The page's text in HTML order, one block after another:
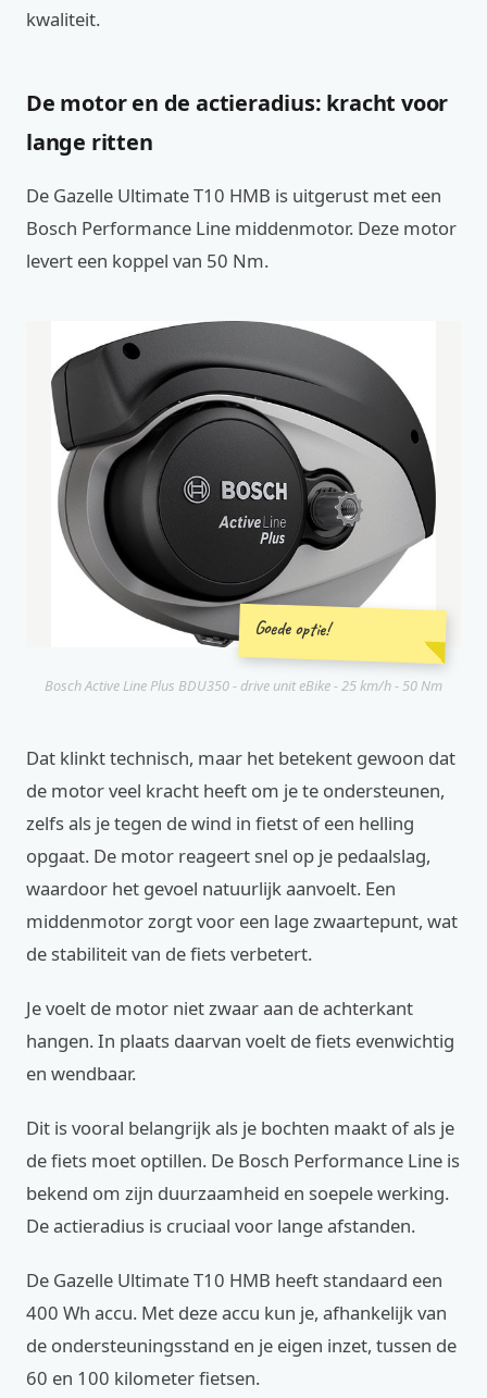
kwaliteit.
De motor en de actieradius: kracht voor
lange ritten
De Gazelle Ultimate T10 HMB is uitgerust met een
Bosch Performance Line middenmotor. Deze motor
levert een koppel van 50 Nm.
Goede optie!
Bosch Active Line Plus BDU350 - drive unit eBike - 25 km/h - 50 Nm
Dat klinkt technisch, maar het betekent gewoon dat
de motor veel kracht heeft om je te ondersteunen,
zelfs als je tegen de wind in fietst of een helling
opgaat. De motor reageert snel op je pedaalslag,
waardoor het gevoel natuurlijk aanvoelt. Een
middenmotor zorgt voor een lage zwaartepunt, wat
de stabiliteit van de fiets verbetert.
Je voelt de motor niet zwaar aan de achterkant
hangen. In plaats daarvan voelt de fiets evenwichtig
en wendbaar.
Dit is vooral belangrijk als je bochten maakt of als je
de fiets moet optillen. De Bosch Performance Line is
bekend om zijn duurzaamheid en soepele werking.
De actieradius is cruciaal voor lange afstanden.
De Gazelle Ultimate T10 HMB heeft standaard een
400 Wh accu. Met deze accu kun je, afhankelijk van
de ondersteuningsstand en je eigen inzet, tussen de
60 en 100 kilometer fietsen.